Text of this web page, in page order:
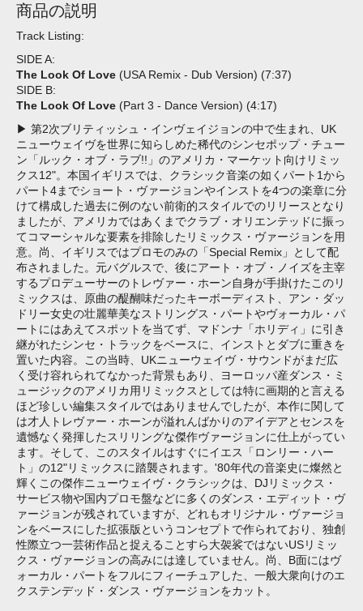
商品の説明
Track Listing:
SIDE A:
The Look Of Love (USA Remix - Dub Version) (7:37)
SIDE B:
The Look Of Love (Part 3 - Dance Version) (4:17)
▶ 第2次ブリティッシュ・インヴェイジョンの中で生まれ、UK
ニューウェイヴを世界に知らしめた稀代のシンセポップ・チュー
ン「ルック・オブ・ラブ!!」のアメリカ・マーケット向けリミッ
クス12"。本国イギリスでは、クラシック音楽の如くパート1から
パート4までショート・ヴァージョンやインストを4つの楽章に分
けて構成した過去に例のない前衛的スタイルでのリリースとなり
ましたが、アメリカではあくまでクラブ・オリエンテッドに振っ
てコマーシャルな要素を排除したリミックス・ヴァージョンを用
意。尚、イギリスではプロモのみの「Special Remix」として配
布されました。元バグルスで、後にアート・オブ・ノイズを主宰
するプロデューサーのトレヴァー・ホーン自身が手掛けたこのリ
ミックスは、原曲の醍醐味だったキーボーディスト、アン・ダッ
ドリー女史の壮麗華美なストリングス・パートやヴォーカル・パ
ートにはあえてスポットを当てず、マドンナ「ホリディ」に引き
継がれたシンセ・トラックをベースに、インストとダブに重きを
置いた内容。この当時、UKニューウェイヴ・サウンドがまだ広
く受け容れられてなかった背景もあり、ヨーロッパ産ダンス・ミ
ュージックのアメリカ用リミックスとしては特に画期的と言える
ほど珍しい編集スタイルではありませんでしたが、本作に関して
は才人トレヴァー・ホーンが溢れんばかりのアイデアとセンスを
遺憾なく発揮したスリリングな傑作ヴァージョンに仕上がってい
ます。そして、このスタイルはすぐにイエス「ロンリー・ハー
ト」の12"リミックスに踏襲されます。'80年代の音楽史に燦然と
輝くこの傑作ニューウェイヴ・クラシックは、DJリミックス・
サービス物や国内プロモ盤などに多くのダンス・エディット・ヴ
ァージョンが残されていますが、どれもオリジナル・ヴァージョ
ンをベースにした拡張版というコンセプトで作られており、独創
性際立つ一芸術作品と捉えることすら大袈裟ではないUSリミッ
クス・ヴァージョンの高みには達していません。尚、B面にはヴ
ォーカル・パートをフルにフィーチュアした、一般大衆向けのエ
クステンデッド・ダンス・ヴァージョンをカット。